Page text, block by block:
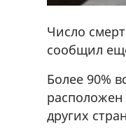
Число
сообщил
Более 90%
расположен
других